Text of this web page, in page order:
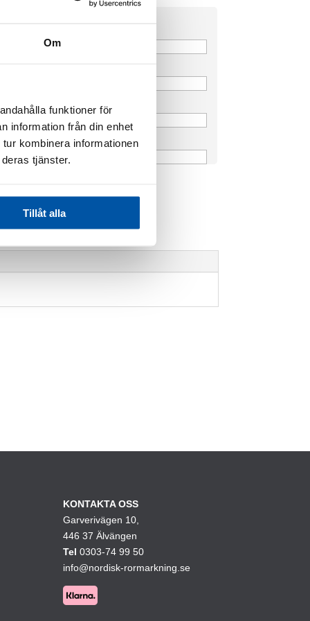
Om
funktioner för
information från din enhet
kombinera informationen
tjänster.
Tillåt alla
KONTAKTA OSS
Garverivägen 10,
446 37 Älvängen
Tel 0303-74 99 50
info@nordisk-rormarkning.se